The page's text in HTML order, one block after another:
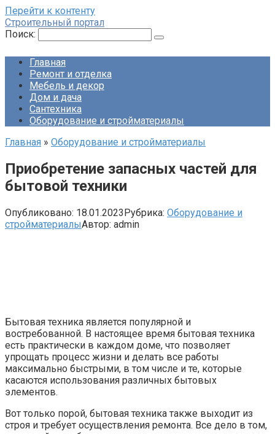
Перейти к контенту
Строительный портал
Поиск:
Главная
Ремонт и отделка
Мебель и декор
Дом и дача
Сантехника
Оборудование и стройматериалы
Главная » Оборудование и стройматериалы
Приобретение запасных частей для
бытовой техники
Опубликовано: 18.01.2023Рубрика: Оборудование и
стройматериалыАвтор: admin
Бытовая техника является популярной и
востребованной. В настоящее время бытовая техника
есть практически в каждом доме, что позволяет
упрощать процесс жизни и делать все работы
максимально быстрыми, в том числе и те, которые
касаются использования различных бытовых
элементов.
Вот только порой, бытовая техника также выходит из
строя и требует осуществления ремонта. Все дело в том,